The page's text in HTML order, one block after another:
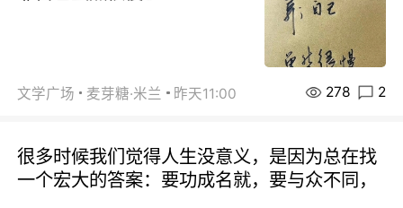
文学广场 麦芽糖·米兰 昨天11:00 278 2
很多时候我们觉得人生没意义，是因为总在找
一个宏大的答案：要功成名就，要与众不同，